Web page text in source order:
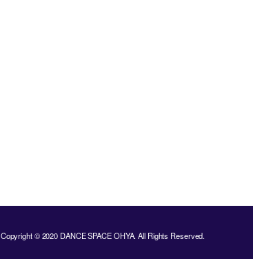
Copyright © 2020 DANCE SPACE OHYA. All Rights Reserved.